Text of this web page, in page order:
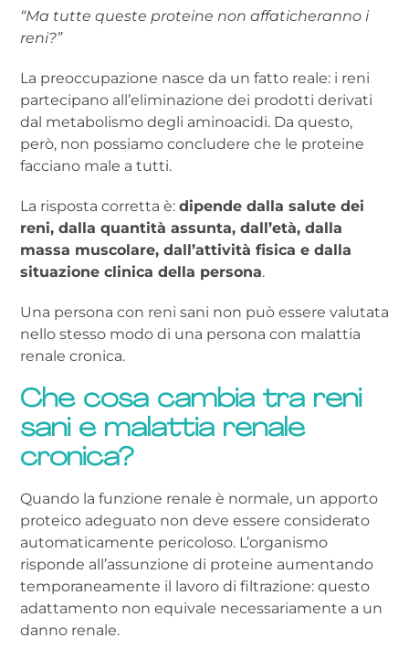
“Ma tutte queste proteine non affaticheranno i
reni?”
La preoccupazione nasce da un fatto reale: i reni
partecipano all’eliminazione dei prodotti derivati
dal metabolismo degli aminoacidi. Da questo,
però, non possiamo concludere che le proteine
facciano male a tutti.
La risposta corretta è: dipende dalla salute dei
reni, dalla quantità assunta, dall’età, dalla
massa muscolare, dall’attività fisica e dalla
situazione clinica della persona.
Una persona con reni sani non può essere valutata
nello stesso modo di una persona con malattia
renale cronica.
Che cosa cambia tra reni
sani e malattia renale
cronica?
Quando la funzione renale è normale, un apporto
proteico adeguato non deve essere considerato
automaticamente pericoloso. L’organismo
risponde all’assunzione di proteine aumentando
temporaneamente il lavoro di filtrazione: questo
adattamento non equivale necessariamente a un
danno renale.